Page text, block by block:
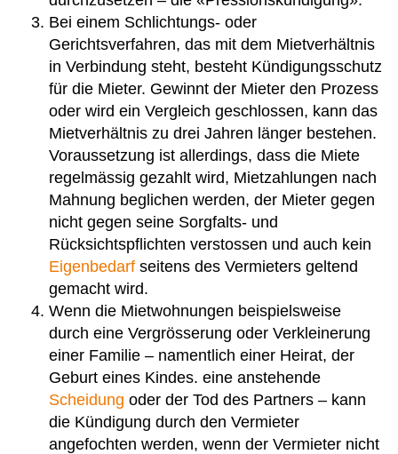
Bei einem Schlichtungs- oder
Gerichtsverfahren, das mit dem Mietverhältnis
in Verbindung steht, besteht Kündigungsschutz
für die Mieter. Gewinnt der Mieter den Prozess
oder wird ein Vergleich geschlossen, kann das
Mietverhältnis zu drei Jahren länger bestehen.
Voraussetzung ist allerdings, dass die Miete
regelmässig gezahlt wird, Mietzahlungen nach
Mahnung beglichen werden, der Mieter gegen
nicht gegen seine Sorgfalts- und
Rücksichtspflichten verstossen und auch kein
Eigenbedarf seitens des Vermieters geltend
gemacht wird.
Wenn die Mietwohnungen beispielsweise
durch eine Vergrösserung oder Verkleinerung
einer Familie – namentlich einer Heirat, der
Geburt eines Kindes. eine anstehende
Scheidung oder der Tod des Partners – kann
die Kündigung durch den Vermieter
angefochten werden, wenn der Vermieter nicht